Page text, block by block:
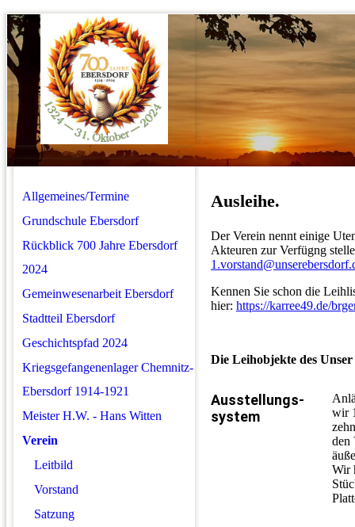
Allgemeines/Termine
Grundschule Ebersdorf
Rückblick 700 Jahre Ebersdorf
2024
Gemeinwesenarbeit Ebersdorf
Stadtteil Ebersdorf
Geschichtspfad 2024
Kriegsgefangenenlager Chemnitz-
Ebersdorf 1914-1921
Meister H.W. - Hans Witten
Verein
Leitbild
Vorstand
Satzung
Ausleihe.
Der Verein nennt einige
Akteuren zur Verfügng
Kennen Sie schon die
hier: https://karree49.de/
Die Leihobjekte des
Ausstellungs-
system
wir
den
Wir